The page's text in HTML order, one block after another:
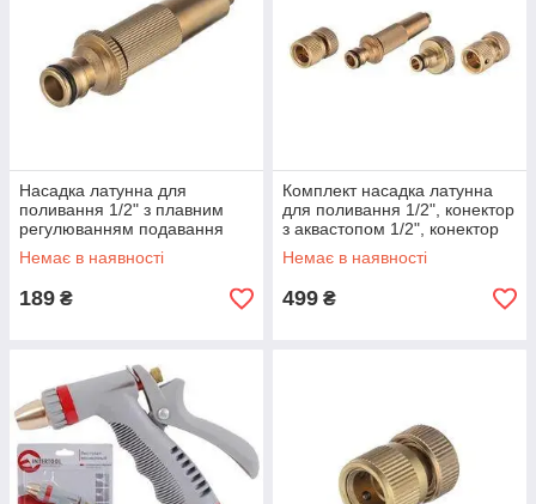
Насадка латунна для
поливання 1/2" з плавним
регулюванням подавання
STORM INTERTOOL GE-1421
Немає в наявності
189 ₴
Комплект насадка латунна
для поливання 1/2", конектор
з аквастопом 1/2", конектор
1/2", адаптер 1/2" і 3/4"
STORM INTERTOOL GE-1426
Немає в наявності
499 ₴